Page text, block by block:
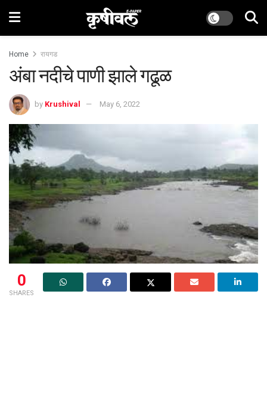
Home रायगड
अंबा नदीचे पाणी झाले गढूळ
by Krushival May 6, 2022
0
SHARES